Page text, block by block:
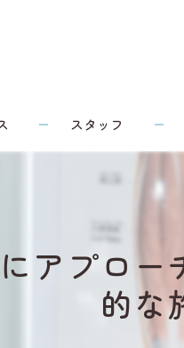
スタッフ
アプロー
的な